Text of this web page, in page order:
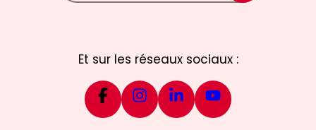
Et sur les réseaux sociaux :